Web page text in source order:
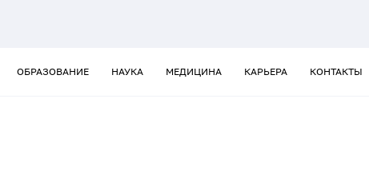
ОБРАЗОВАНИЕ НАУКА МЕДИЦИНА КАРЬЕРА КОНТАКТЫ